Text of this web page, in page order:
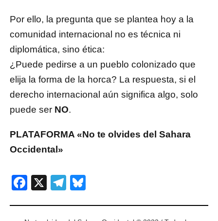
Por ello, la pregunta que se plantea hoy a la
comunidad internacional no es técnica ni
diplomática, sino ética:
¿Puede pedirse a un pueblo colonizado que
elija la forma de la horca? La respuesta, si el
derecho internacional aún significa algo, solo
puede ser NO.
PLATAFORMA «No te olvides del Sahara
Occidental»
Facebook
X Telegram